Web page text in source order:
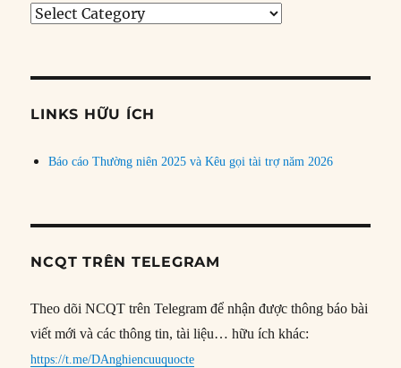
Tìm
đề
LINKS HỮU ÍCH
Báo cáo Thường niên 2025 và Kêu gọi tài trợ năm 2026
NCQT TRÊN TELEGRAM
Theo dõi NCQT trên Telegram để nhận được thông báo bài
viết mới và các thông tin, tài liệu… hữu ích khác:
https://t.me/DAnghiencuuquocte